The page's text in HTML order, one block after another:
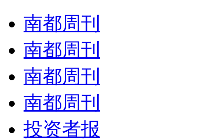
南都周刊
南都周刊
南都周刊
南都周刊
投资者报